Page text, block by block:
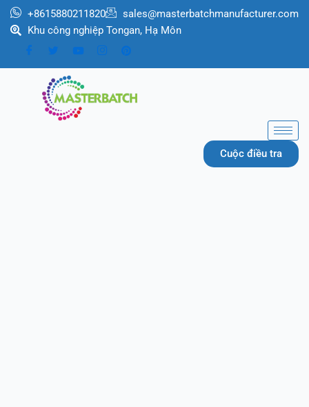
+8615880211820
sales@masterbatchmanufacturer.com
Khu công nghiệp Tongan, Hạ Môn
Cuộc điều tra